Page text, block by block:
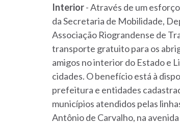
Interior- Através de um
da Secretaria de Mobilidade,
Associação Riograndense de
transporte gratuito para os
amigos no interior do Estado e
cidades. O benefício está à
prefeitura e entidades
municípios atendidos pelas
Antônio de Carvalho, na